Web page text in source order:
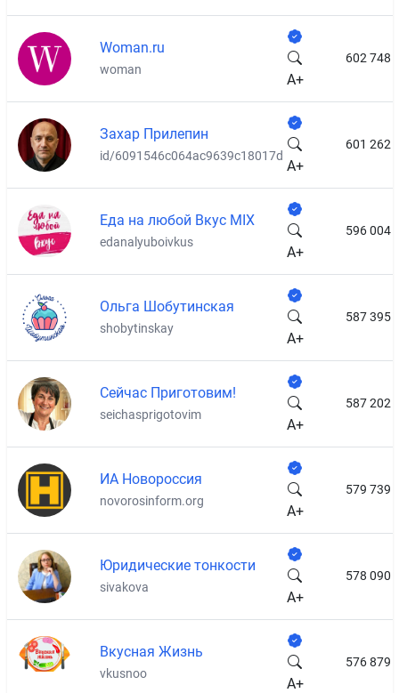
Woman.ru
woman
A+
602 748
Захар Прилепин
id/6091546c064ac9639c18017d
A+
601 262
Еда на любой Вкус MIX
edanalyuboivkus
A+
596 004
Ольга Шобутинская
shobytinskay
A+
587 395
Сейчас Приготовим!
seichasprigotovim
A+
587 202
ИА Новороссия
novorosinform.org
A+
579 739
Юридические тонкости
sivakova
A+
578 090
Вкусная Жизнь
vkusnoo
A+
576 879